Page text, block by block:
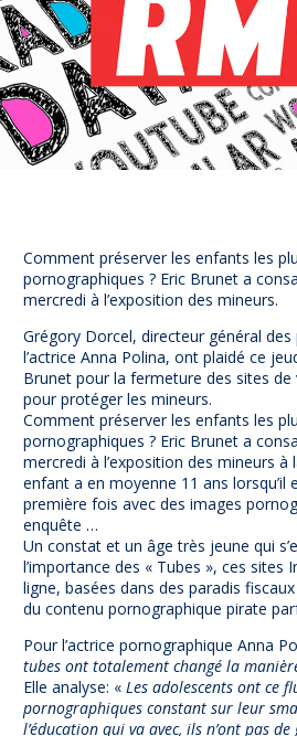
NUAJE : NUmérique et
Parents Sentinelles des écrans
Pari Risqué : Prévenir
ligne
Contact
Comment préserver les enfants les
pornographiques ? Eric Brunet a
mercredi à l’exposition des mineurs.
Grégory Dorcel, directeur général
l’actrice Anna Polina, ont plaidé ce
Brunet pour la fermeture des sites
pour protéger les mineurs.
Comment préserver les enfants les
pornographiques ? Eric Brunet a
mercredi à l’exposition des mineurs
enfant a en moyenne 11 ans lorsqu’il
première fois avec des images
enquête …
Un constat et un âge très jeune qui
l’importance des « Tubes », ces sites
ligne, basées dans des paradis
du contenu pornographique pirate
Pour l’actrice pornographique Anna
tubes ont totalement changé la
Elle analyse: « Les adolescents ont ce
pornographiques constant sur leur
l’éducation qui va avec, ils n’ont pas